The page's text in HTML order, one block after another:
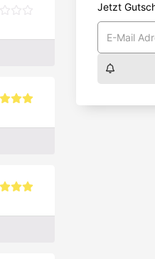
Jetzt